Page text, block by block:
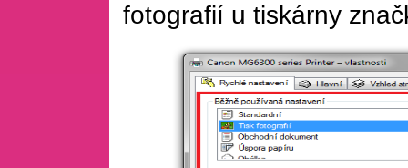
fotografií u tiskárny